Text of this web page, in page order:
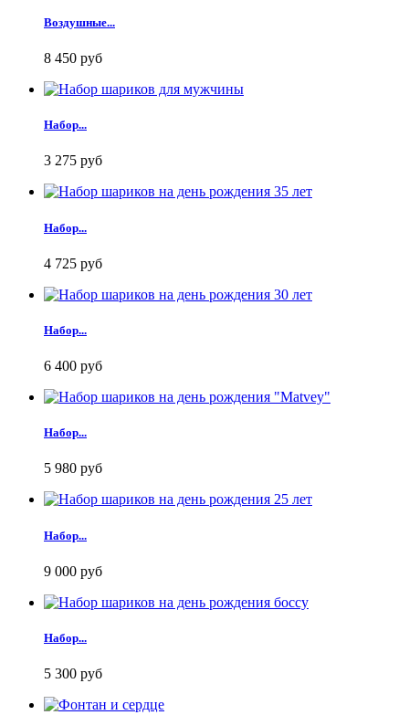
Воздушные...
8 450 руб
Набор...
3 275 руб
Набор...
4 725 руб
Набор...
6 400 руб
Набор...
5 980 руб
Набор...
9 000 руб
Набор...
5 300 руб